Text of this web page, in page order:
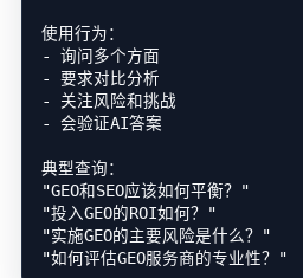
使用行为：
- 询问多个方面
- 要求对比分析
- 关注风险和挑战
- 会验证AI答案
典型查询：
"GEO和SEO应该如何平衡？"
"投入GEO的ROI如何？"
"实施GEO的主要风险是什么？"